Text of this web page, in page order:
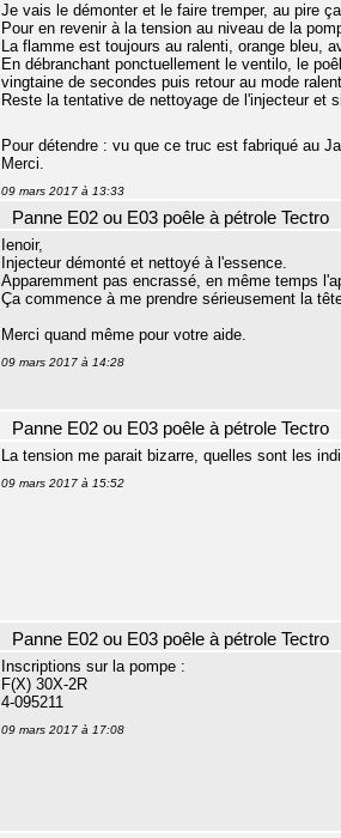
Je vais le démonter et le faire tremper, au pire
Pour en revenir à la tension au niveau de la
La flamme est toujours au ralenti, orange bleu,
En débranchant ponctuellement le ventilo, le
vingtaine de secondes puis retour au mode
Reste la tentative de nettoyage de l'injecteur et
Pour détendre : vu que ce truc est fabriqué au
Merci.
09 mars 2017 à 13:33
Panne E02 ou E03 poêle à pétrole Tectro
Ienoir,
Injecteur démonté et nettoyé à l'essence.
Apparemment pas encrassé, en même temps
Ça commence à me prendre sérieusement la
Merci quand même pour votre aide.
09 mars 2017 à 14:28
Panne E02 ou E03 poêle à pétrole Tectro
La tension me parait bizarre, quelles sont les
09 mars 2017 à 15:52
Panne E02 ou E03 poêle à pétrole Tectro
Inscriptions sur la pompe :
F(X) 30X-2R
4-095211
09 mars 2017 à 17:08